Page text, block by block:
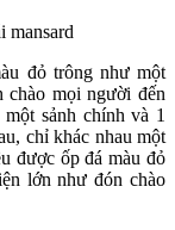
mansard
đỏ trông như một
chào mọi người đến
sảnh chính và 1
chỉ khác nhau một
được ốp đá màu đỏ
lớn như đón chào